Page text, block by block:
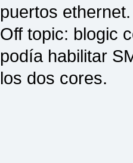
puertos ethernet.
Off topic: blogic
podía habilitar
los dos cores.